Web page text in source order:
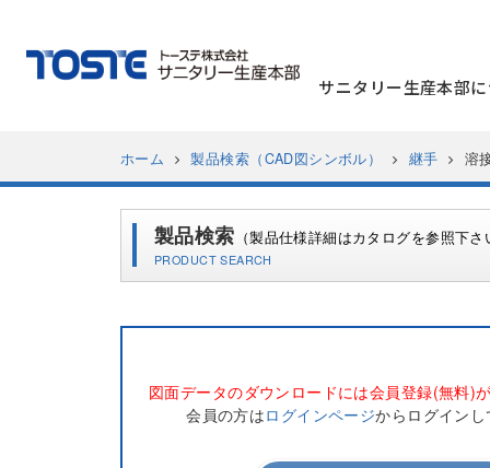
サニタリー生産本部
ホーム 製品検索（CAD図シンボル） 継手 溶
製品検索 （製品仕様詳細はカタログを参照下さ
PRODUCT SEARCH
図面データのダウンロードには会員登録(無料)
会員の方はログインページからログイン